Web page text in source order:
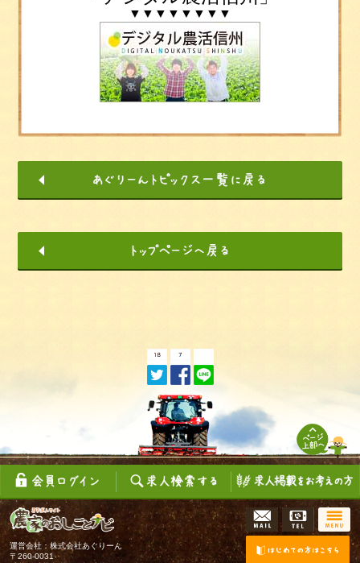
▼ ▼ ▼ ▼ ▼ ▼ ▼ ▼
運営会社：株式会社あぐりーん
〒260-0031